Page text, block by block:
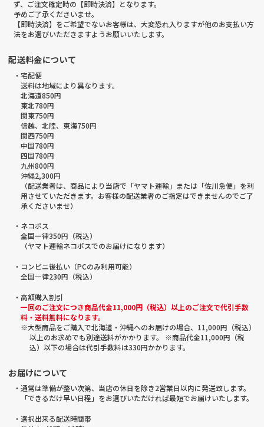
ず、ご注文確定時の【即時決済】となります。
予めご了承くださいませ。
【即時決済】をご希望でないお客様は、大変恐れ入りますが他のお支払い方
法をお選びいただきますようお願いいたします。
配送料金について
・宅配便
送料は地域により異なります。
北海道850円
東北780円
関東750円
信越、北陸、東海750円
関西750円
中国780円
四国780円
九州800円
沖縄2,300円
（配送業者は、商品により当店で「ヤマト運輸」または「佐川急便」を利
用させていただきます。お客様の配送業者のご指定はできませんのでご了
承くださいませ）
・ネコポス
全国一律350円（税込）
（ヤマト運輸ネコポスでのお届けになります）
・コンビニ後払い（PCのみ利用可能）
全国一律230円（税込）
・高額購入割引
一回のご注文につき商品代金11,000円（税込）以上のご注文で代引手数
料・送料無料になります。
※大型商品をご購入で北海道・沖縄へのお届けの場合、11,000円（税込）
以上のお求めでも別途送料がかかります。 ※商品代金11,000円（税
込）以下の場合は代引手数料は330円かかります。
お届けについて
・通常は準備が整い次第、当店の休日を除き2営業日以内に発送致します。
「できるだけ早い日程」をお選びいただければ最短でお届けいたします。
・選択出来る配送時間帯